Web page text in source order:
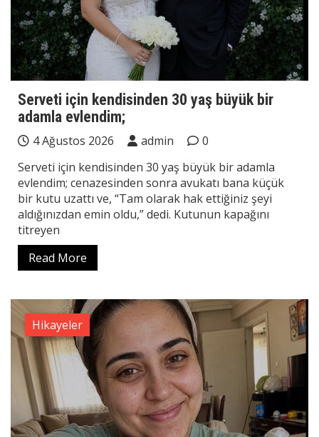
Serveti için kendisinden 30 yaş büyük bir
adamla evlendim;
4 Ağustos 2026 admin
0
Serveti için kendisinden 30 yaş büyük bir adamla
evlendim; cenazesinden sonra avukatı bana küçük
bir kutu uzattı ve, “Tam olarak hak ettiğiniz şeyi
aldığınızdan emin oldu,” dedi. Kutunun kapağını
titreyen
Read More
Hikayeler